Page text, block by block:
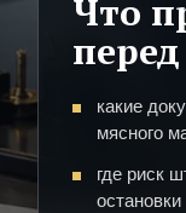
Что
какие
мясного
где риск